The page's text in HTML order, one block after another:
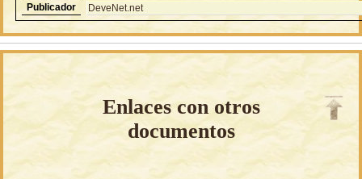
Publicador
DeveNet.net
Enlaces con otros
documentos